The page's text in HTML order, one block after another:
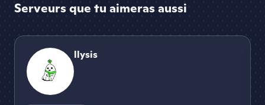
Serveurs que tu aimeras aussi
llysis
llysis